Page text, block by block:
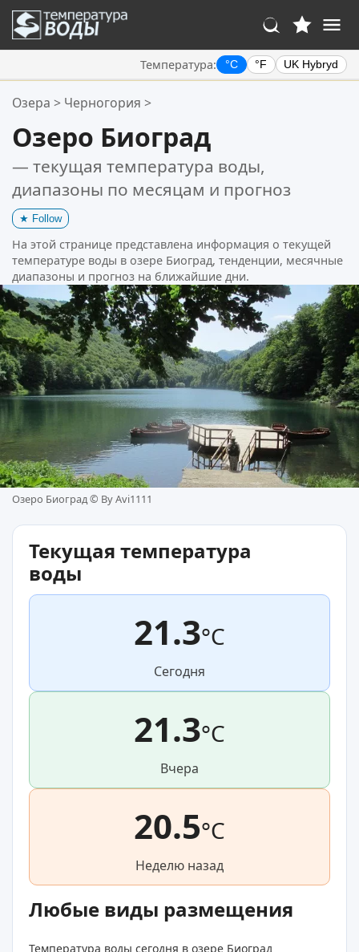
Температура: °C °F UK Hybryd
Ваше избранное:
Озера > Черногория >
Озеро Биоград
— текущая температура воды,
диапазоны по месяцам и прогноз
★ Follow
На этой странице представлена информация о текущей
температуре воды в озере Биоград, тенденции, месячные
диапазоны и прогноз на ближайшие дни.
Озеро Биоград © By Avi1111
Текущая температура
воды
21.3°C
Сегодня
21.3°C
Вчера
20.5°C
Неделю назад
Любые виды размещения
Температура воды сегодня в озере Биоград